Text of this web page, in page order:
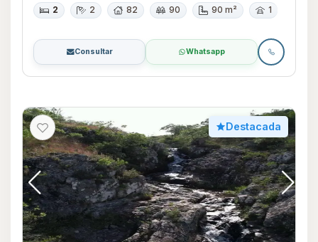
2 2 82 90 90 m² 1
Consultar Whatsapp
Destacada